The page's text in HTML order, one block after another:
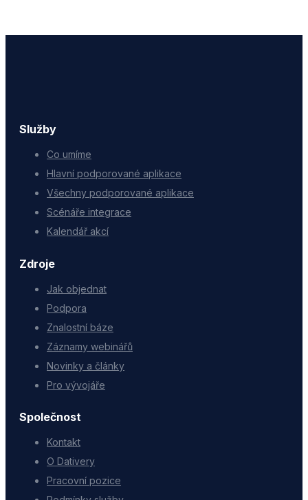
Služby
Co umíme
Hlavní podporované aplikace
Všechny podporované aplikace
Scénáře integrace
Kalendář akcí
Zdroje
Jak objednat
Podpora
Znalostní báze
Záznamy webinářů
Novinky a články
Pro vývojáře
Společnost
Kontakt
O Dativery
Pracovní pozice